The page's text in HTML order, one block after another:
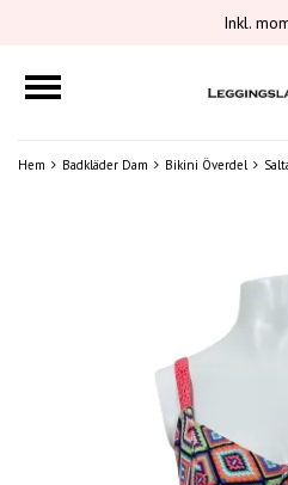
Inkl.
Hem Badkläder Dam Bikini Överdel